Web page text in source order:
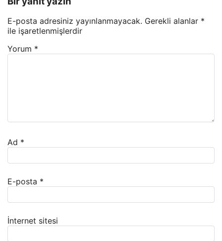
E-posta adresiniz yayınlanmayacak. Gerekli alanlar *
ile işaretlenmişlerdir
Yorum *
Ad *
E-posta *
İnternet sitesi